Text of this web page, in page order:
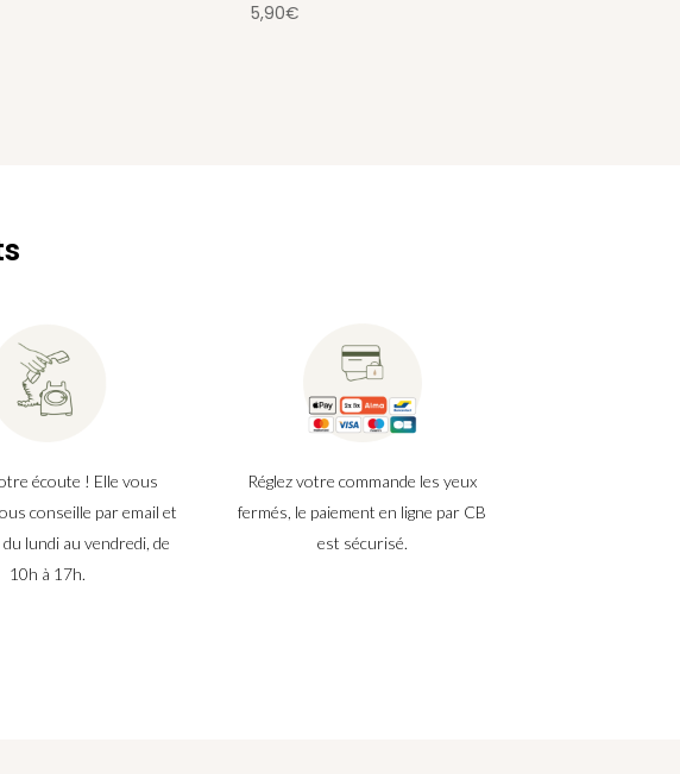
5,90€
écoute ! Elle vous
conseille par email et
lundi au vendredi, de
10h à 17h.
Réglez votre commande les yeux
fermés, le paiement en ligne par CB
est sécurisé.